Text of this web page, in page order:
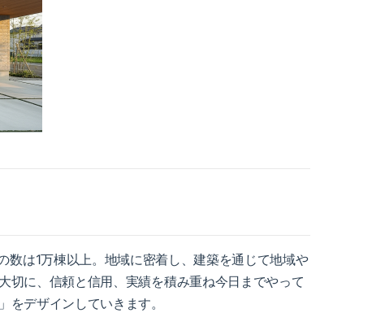
は1万棟以上。地域に密着し、建築を通じて地域や
切に、信頼と信用、実績を積み重ね今日までやって
デザインしていきます。